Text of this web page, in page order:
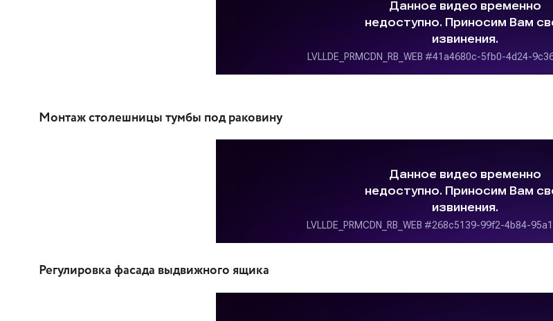
Монтаж столешницы тумбы под раковину
Регулировка фасада выдвижного ящика